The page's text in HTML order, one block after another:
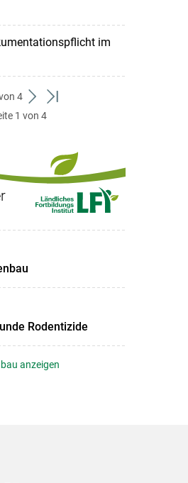
im
4
weiter
zum
zum
1 von 4
Rodentizide
anzeigen